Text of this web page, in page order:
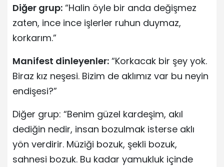
Diğer grup: “Halin öyle bir anda değişmez
zaten, ince ince işlerler ruhun duymaz,
korkarım.”
Manifest dinleyenler: “Korkacak bir şey yok.
Biraz kız neşesi. Bizim de aklımız var bu neyin
endişesi?”
Diğer grup: “Benim güzel kardeşim, akıl
dediğin nedir, insan bozulmak isterse aklı
yön verdirir. Müziği bozuk, şekli bozuk,
sahnesi bozuk. Bu kadar yamukluk içinde